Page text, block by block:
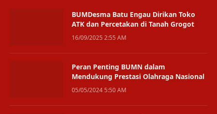
BUMDesma Batu Engau Dirikan Toko
ATK dan Percetakan di Tanah Grogot
16/09/2025 2:55 AM
Peran Penting BUMN dalam
Mendukung Prestasi Olahraga Nasional
05/05/2024 5:50 AM